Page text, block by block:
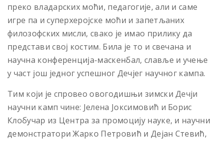
преко владарских моћи, педагогије, али и саме
игре па и суперхеројске моћи и запетљаних
филозофских мисли, свако је имао прилику да
представи свој костим. Била је то и свечана и
научна конференција-маскенбал, славље и учење
у част још једног успешног Дечјег научног кампа.
Тим који је спровео овогодишњи зимски Дечји
научни камп чине: Јелена Јоксимовић и Борис
Клобучар из Центра за промоцију науке, и научни
демонстратори Жарко Петровић и Дејан Стевић,